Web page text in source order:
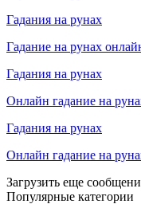
Гадания на рунах
Гадание на рунах
Гадания на рунах
Онлайн гадание на
Гадания на рунах
Онлайн гадание на
Загрузить еще
Популярные категории